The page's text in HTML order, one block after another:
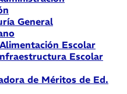
General
Escolar
Escolar
de Méritos de Ed.